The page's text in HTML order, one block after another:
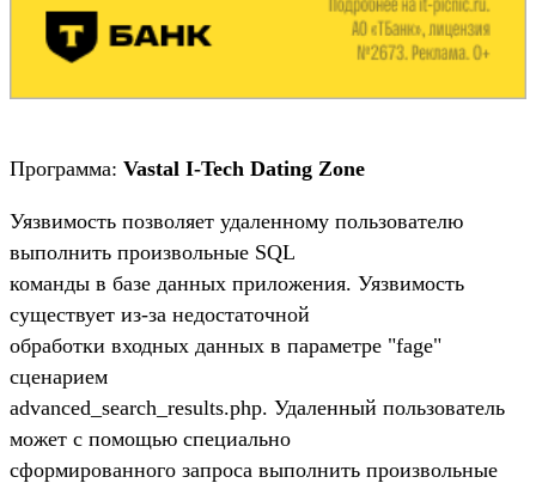
Программа: Vastal I-Tech Dating Zone
Уязвимость позволяет удаленному пользователю
выполнить произвольные SQL
команды в базе данных приложения. Уязвимость
существует из-за недостаточной
обработки входных данных в параметре "fage"
сценарием
advanced_search_results.php. Удаленный пользователь
может с помощью специально
сформированного запроса выполнить произвольные